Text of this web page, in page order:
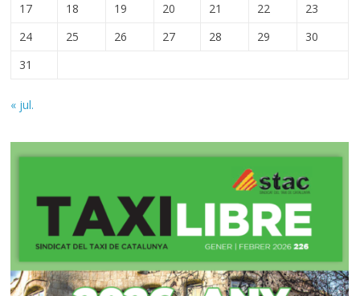
17
18 19 20 21 22
23
24
25 26 27 28 29
30
31
« jul.